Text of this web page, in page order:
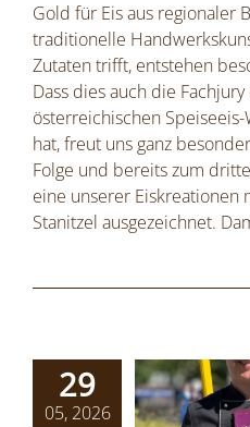
Gold für Eis aus regionaler
traditionelle
Zutaten trifft, entstehen
Dass dies auch die
österreichischen
hat, freut uns ganz
Folge und bereits zum
eine unserer Eiskreationen
Stanitzel ausgezeichnet.
29
05, 2026